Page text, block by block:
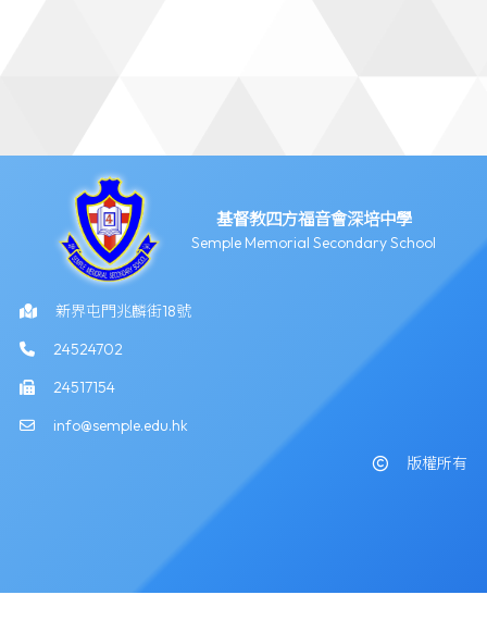
基督教四方福音會深培中學
Semple Memorial Secondary School
新界屯門兆麟街18號
24524702
24517154
info@semple.edu.hk
版權所有